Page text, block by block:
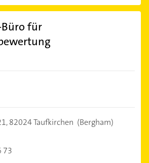
Büro für
82024 Taufkirchen (Bergham)
73